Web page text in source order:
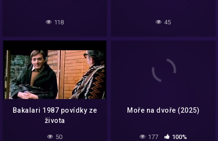
118 45
Bakalari 1987 povídky ze
života
50
Moře na dvoře (2025)
177 100%